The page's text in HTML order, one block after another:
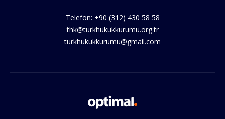
Telefon: +90 (312) 430 58 58
thk@turkhukukkurumu.org.tr
turkhukukkurumu@gmail.com